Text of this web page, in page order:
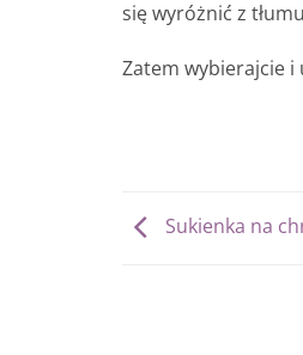
się wyróżnić z
Zatem wybierajcie i
Sukienka na